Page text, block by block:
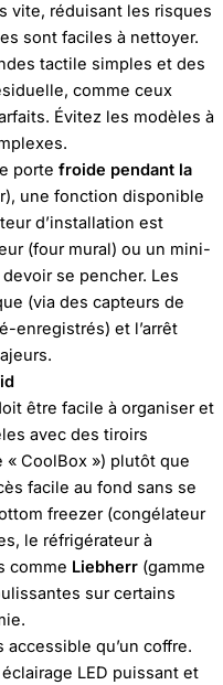
vite, réduisant les risques
sont faciles à nettoyer.
tactile simples et des
comme ceux
Évitez les modèles à
porte froide pendant la
une fonction disponible
d’installation est
(four mural) ou un mini-
se pencher. Les
(via des capteurs de
enregistrés) et l’arrêt
être facile à organiser et
avec des tiroirs
CoolBox ») plutôt que
facile au fond sans se
freezer (congélateur
le réfrigérateur à
comme Liebherr (gamme
sur certains
qu’un coffre.
LED puissant et